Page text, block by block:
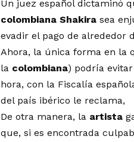
Un juez español dictaminó
colombiana Shakira sea
evadir el pago de alrededor
Ahora, la única forma en la
la colombiana) podría
hora, con la Fiscalía
del país ibérico le reclama,
De otra manera, la artista
que, si es encontrada